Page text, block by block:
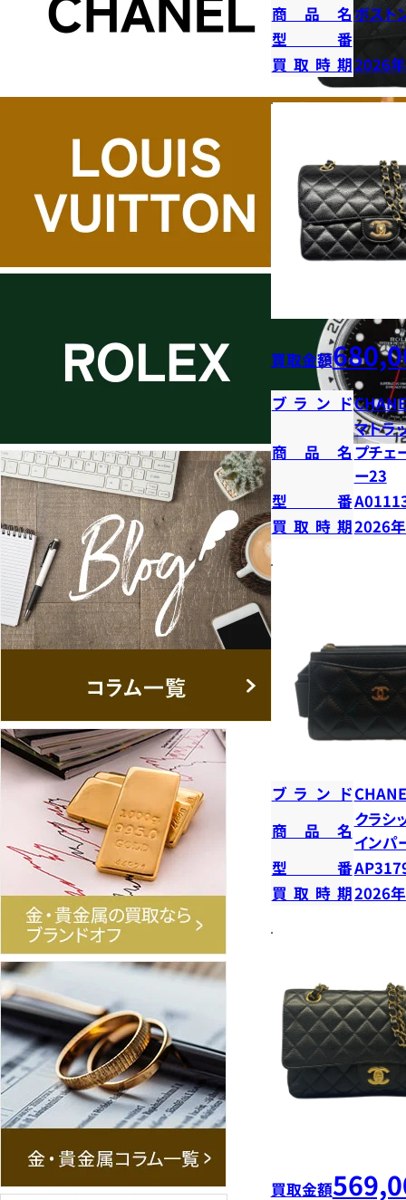
商品名ボスト
型番
買取時期2026
買取金額
ブランド
商品名
マトラ
プチェ
ー23
型番
買取時期2026
ブランド
商品名
クラシ
インパ
型番
買取時期2026
買取金額